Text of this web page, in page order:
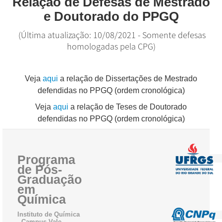
DISCIPLINAS
PESSOAL
INFORMAÇÕES GERAIS
INTERNACIONALIZAÇÃO
e Doutorado do PPGQ
(Última atualização: 10/08/2021 - Somente defesas
homologadas pela CPG)
Veja aqui a relação de Dissertações de Mestrado
defendidas no PPGQ (ordem cronológica)
Veja aqui a relação de Teses de Doutorado
defendidas no PPGQ (ordem cronológica)
Programa
de Pós-
Graduação
em
Química
Instituto de Química